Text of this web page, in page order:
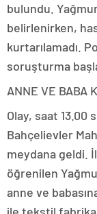
bulundu.
belirlenirken,
kurtarılamadı.
soruşturma
ANNE VE BABA
Olay, saat 13.00
Bahçelievler
meydana geldi.
öğrenilen
anne ve